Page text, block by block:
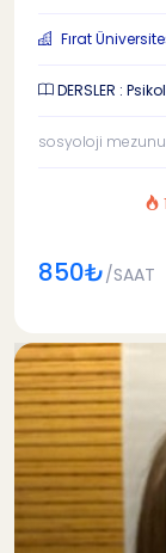
Fırat
DERSLER :
sosyoloji
850₺/SAAT